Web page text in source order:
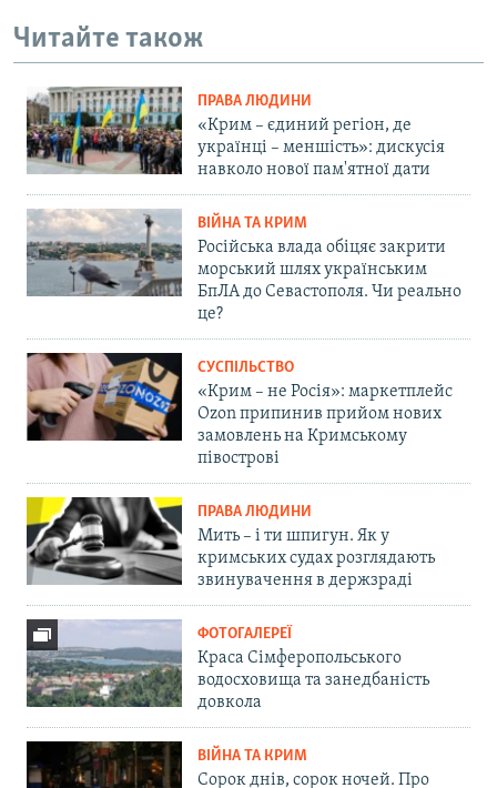
Читайте також
ПРАВА ЛЮДИНИ
«Крим – єдиний регіон, де
українці – меншість»: дискусія
навколо нової пам'ятної дати
ВІЙНА ТА КРИМ
Російська влада обіцяє закрити
морський шлях українським
БпЛА до Севастополя. Чи реально
це?
СУСПІЛЬСТВО
«Крим – не Росія»: маркетплейс
Ozon припинив прийом нових
замовлень на Кримському
півострові
ПРАВА ЛЮДИНИ
Мить – і ти шпигун. Як у
кримських судах розглядають
звинувачення в держзраді
ФОТОГАЛЕРЕЇ
Краса Сімферопольського
водосховища та занедбаність
довкола
ВІЙНА ТА КРИМ
Сорок днів, сорок ночей. Про